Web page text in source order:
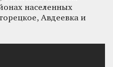
населенных
Авдеевка и